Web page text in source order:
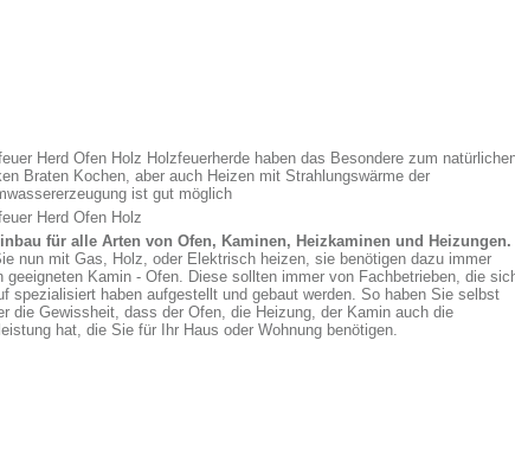
Herd Ofen Holz Holzfeuerherde haben das Besondere zum
Braten Kochen, aber auch Heizen mit Strahlungswärme der
ist gut möglich
Herd Ofen Holz
für alle Arten von Ofen, Kaminen, Heizkaminen und Heizungen.
nun mit Gas, Holz, oder Elektrisch heizen, sie benötigen dazu immer
geeigneten Kamin - Ofen. Diese sollten immer von Fachbetrieben, die
spezialisiert haben aufgestellt und gebaut werden. So haben Sie selbst
die Gewissheit, dass der Ofen, die Heizung, der Kamin auch die
hat, die Sie für Ihr Haus oder Wohnung benötigen.